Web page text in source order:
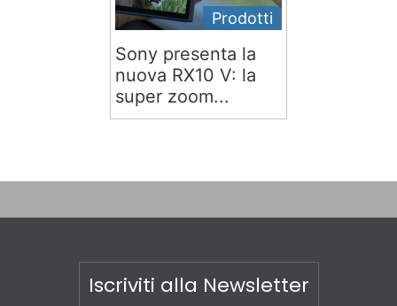
Prodotti
Sony presenta la
nuova RX10 V: la
super zoom...
Iscriviti alla Newsletter